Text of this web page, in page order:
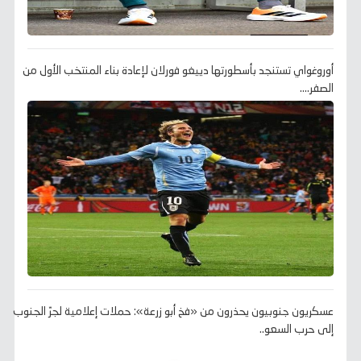
أوروغواي تستنجد بأسطورتها دييغو فورلان لإعادة بناء المنتخب الأول من
الصفر....
عسكريون جنوبيون يحذرون من «فخ أبو زرعة»: حملات إعلامية لجرّ الجنوب
إلى حرب السعو..